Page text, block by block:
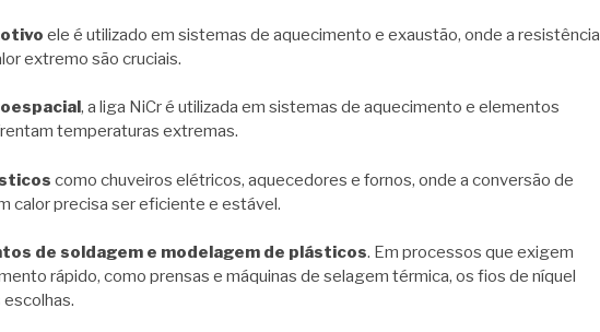
ele é utilizado em sistemas de aquecimento e exaustão, onde a resistência
extremo são cruciais.
, a liga NiCr é utilizada em sistemas de aquecimento e elementos
temperaturas extremas.
como chuveiros elétricos, aquecedores e fornos, onde a conversão de
calor precisa ser eficiente e estável.
de soldagem e modelagem de plásticos. Em processos que exigem
rápido, como prensas e máquinas de selagem térmica, os fios de níquel